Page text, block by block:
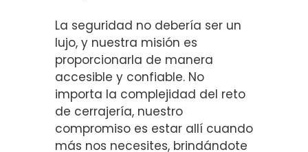
La seguridad no debería ser un
lujo, y nuestra misión es
proporcionarla de manera
accesible y confiable. No
importa la complejidad del reto
de cerrajería, nuestro
compromiso es estar allí cuando
más nos necesites, brindándote